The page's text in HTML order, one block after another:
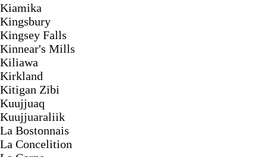
Kiamika
Kingsbury
Kingsey Falls
Kinnear's Mills
Kiliawa
Kirkland
Kitigan Zibi
Kuujjuaq
Kuujjuaraliik
La Bostonnais
La Concelition